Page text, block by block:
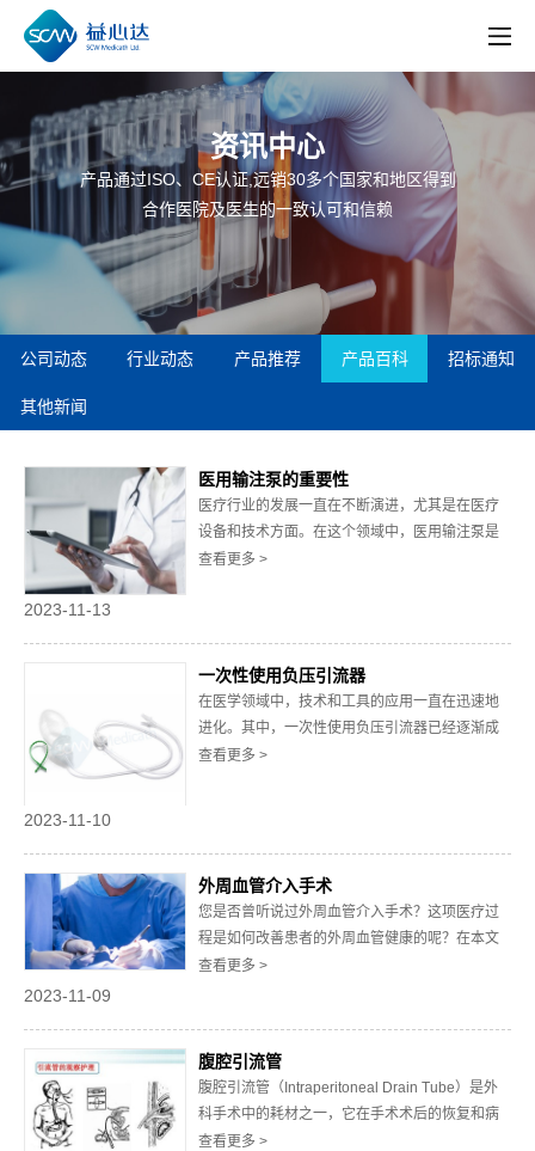
资讯中心
产品通过ISO、CE认证,远销30多个国家和地区得到
合作医院及医生的一致认可和信赖
公司动态 行业动态 产品推荐 产品百科 招标通知
其他新闻
医用输注泵的重要性
医疗行业的发展一直在不断演进，尤其是在医疗
设备和技术方面。在这个领域中，医用输注泵是
一项至关重要的技术，它在病患的治疗中扮演着
中，正确的药物输送和液体补充对患者的康复至
关重要。...
查看更多 >
2023-11-13
一次性使用负压引流器
在医学领域中，技术和工具的应用一直在迅速地
进化。其中，一次性使用负压引流器已经逐渐成
为多个医疗环节中的常见设备。它为众多患者带
从而减少组织液积聚、减轻疼痛并促进伤口愈
合。这...
查看更多 >
2023-11-10
外周血管介入手术
您是否曾听说过外周血管介入手术？这项医疗过
程是如何改善患者的外周血管健康的呢？在本文
中，我们将深入了解这一关键的医疗领域，特别
探索这个话题。1. 了解外周血管介入手术外周血
管介...
查看更多 >
2023-11-09
腹腔引流管
腹腔引流管（Intraperitoneal Drain Tube）是外
科手术中的耗材之一，它在手术术后的恢复和病
情监测中扮演着至关重要的角色。引流管是一种
查看更多 >